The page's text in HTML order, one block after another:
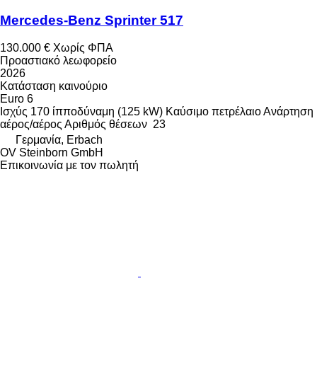
Mercedes-Benz Sprinter 517
130.000 € Χωρίς ΦΠΑ
Προαστιακό λεωφορείο
2026
Κατάσταση καινούριο
Euro 6
Ισχύς 170 ίπποδύναμη (125 kW) Καύσιμο πετρέλαιοΑνάρτηση
αέρος/αέρος Αριθμός θέσεων 23
Γερμανία, Erbach
OV Steinborn GmbH
Επικοινωνία με τον πωλητή